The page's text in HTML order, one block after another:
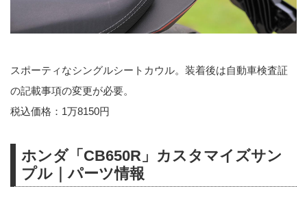
スポーティなシングルシートカウル。装着後は自動車検査証
の記載事項の変更が必要。
税込価格：1万8150円
ホンダ「CB650R」カスタマイズサン
プル｜パーツ情報